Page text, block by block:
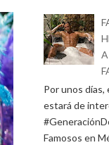
Por unos
estará de
Famosos en